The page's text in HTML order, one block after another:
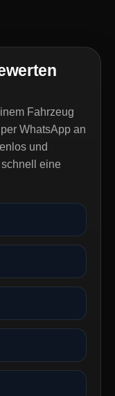
Fahrzeug
WhatsApp an
und
eine